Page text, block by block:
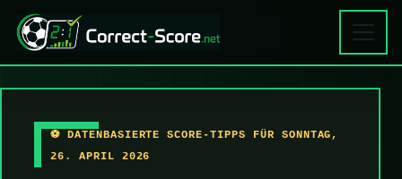
⚽ DATENBASIERTE SCORE-TIPPS FÜR SONNTAG,
26. APRIL 2026